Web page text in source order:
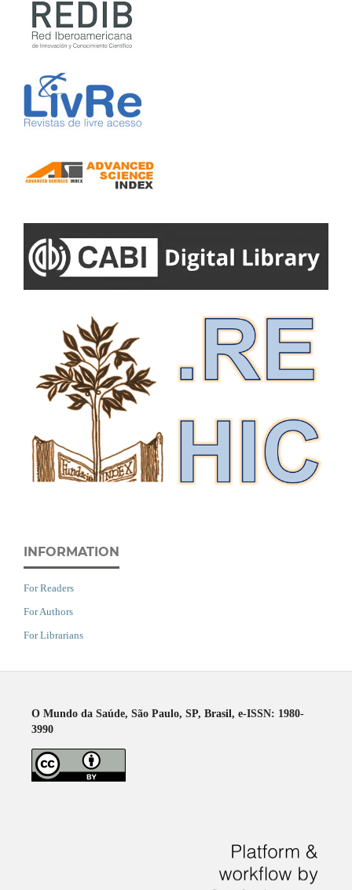
INFORMATION
For Readers
For Authors
For Librarians
O Mundo da Saúde, São Paulo, SP, Brasil, e-ISSN: 1980-
3990